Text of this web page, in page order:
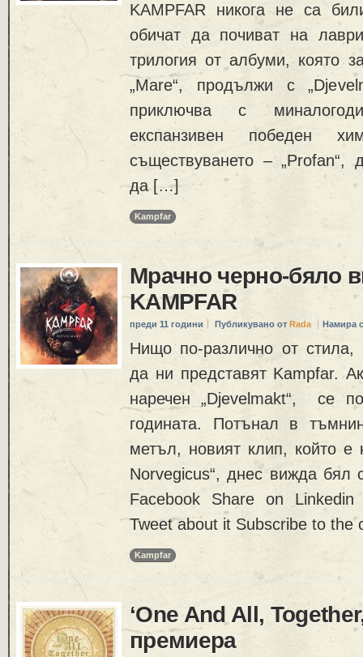
KAMPFAR никога не са
обичат да почиват на
трилогия от албуми, която
„Mare“, продължи с
приключва с
експанзивен победен
съществуването – „Profan“,
да […]
Kampfar
Мрачно черно-бяло
KAMPFAR
преди 11 години Публикувано от Rada Намира
Нищо по-различно от стила,
да ни представят Kampfar.
наречен „Djevelmakt“, се
годината. Потънал в
метъл, новият клип, който е
Norvegicus“, днес вижда бял
Facebook Share on
Tweet about it Subscribe to
Kampfar
‘One And All,
премиера